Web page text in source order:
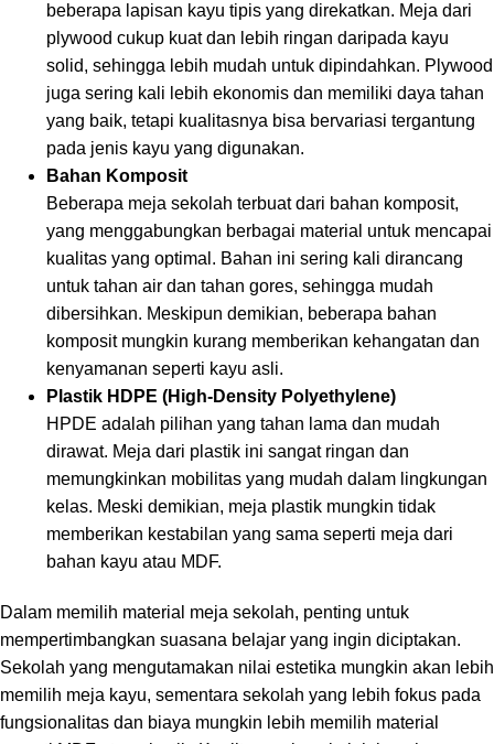
beberapa lapisan kayu tipis yang direkatkan. Meja dari
plywood cukup kuat dan lebih ringan daripada kayu
solid, sehingga lebih mudah untuk dipindahkan. Plywood
juga sering kali lebih ekonomis dan memiliki daya tahan
yang baik, tetapi kualitasnya bisa bervariasi tergantung
pada jenis kayu yang digunakan.
Bahan Komposit
Beberapa meja sekolah terbuat dari bahan komposit,
yang menggabungkan berbagai material untuk mencapai
kualitas yang optimal. Bahan ini sering kali dirancang
untuk tahan air dan tahan gores, sehingga mudah
dibersihkan. Meskipun demikian, beberapa bahan
komposit mungkin kurang memberikan kehangatan dan
kenyamanan seperti kayu asli.
Plastik HDPE (High-Density Polyethylene)
HPDE adalah pilihan yang tahan lama dan mudah
dirawat. Meja dari plastik ini sangat ringan dan
memungkinkan mobilitas yang mudah dalam lingkungan
kelas. Meski demikian, meja plastik mungkin tidak
memberikan kestabilan yang sama seperti meja dari
bahan kayu atau MDF.
Dalam memilih material meja sekolah, penting untuk
mempertimbangkan suasana belajar yang ingin diciptakan.
Sekolah yang mengutamakan nilai estetika mungkin akan lebih
memilih meja kayu, sementara sekolah yang lebih fokus pada
fungsionalitas dan biaya mungkin lebih memilih material